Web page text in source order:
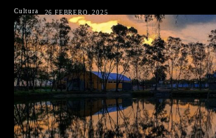
Cultura 26 FEBRERO, 2025